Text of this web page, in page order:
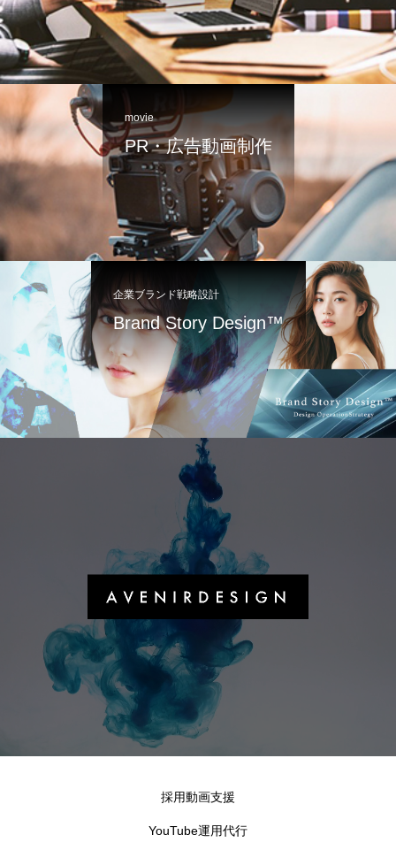
movie
PR・広告動画制作
企業ブランド戦略設計
Brand Story Design™
採用動画支援
YouTube運用代行